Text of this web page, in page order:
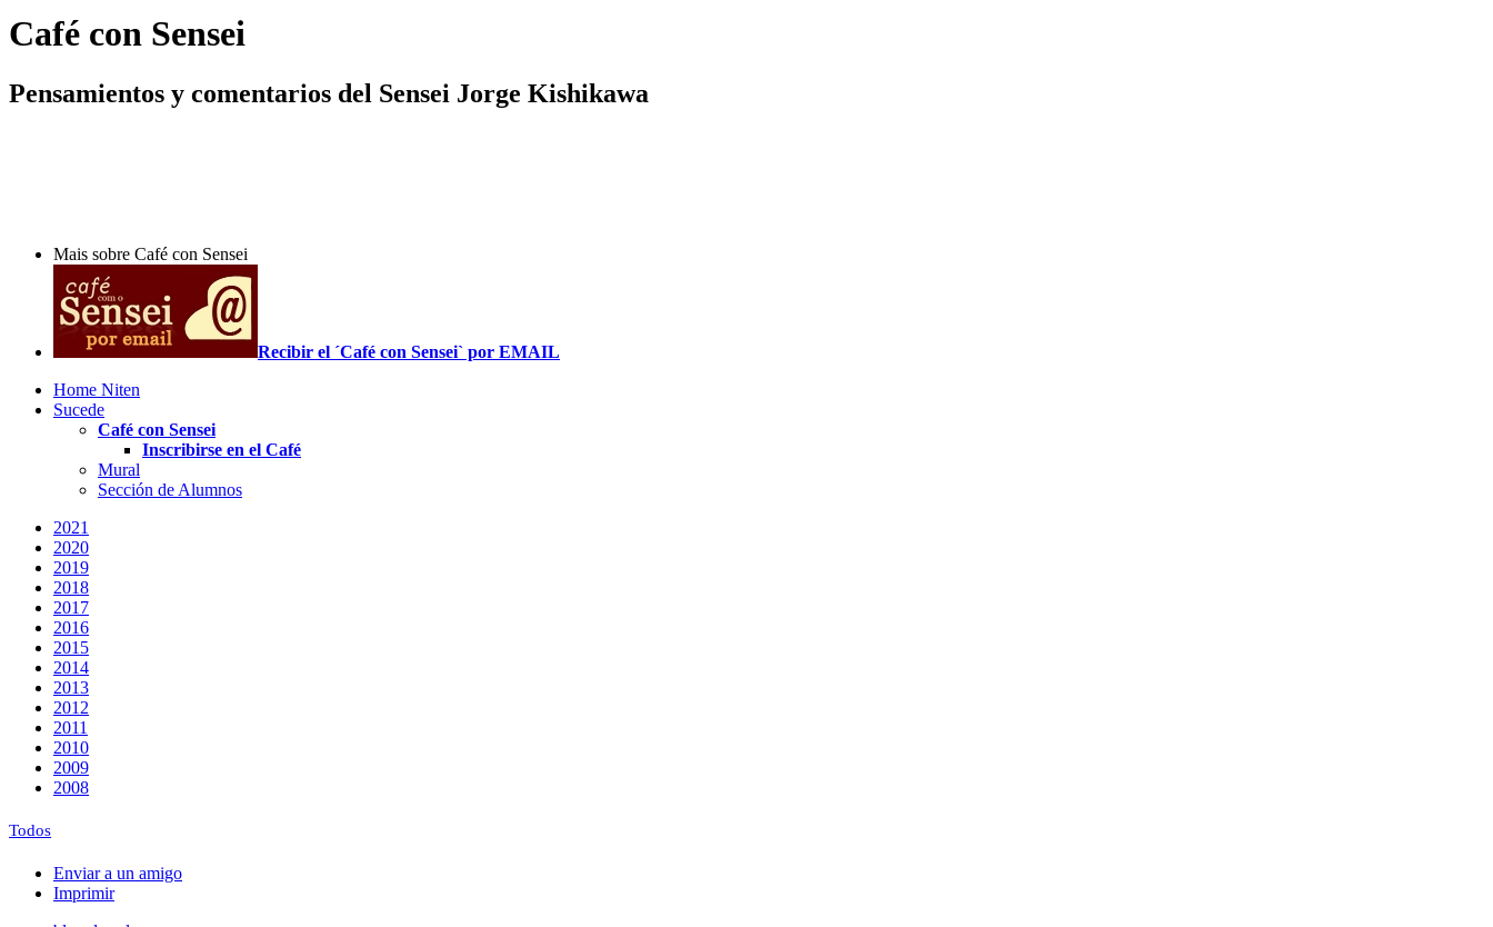
Café con Sensei
Pensamientos y comentarios del Sensei Jorge Kishikawa
Mais sobre Café con Sensei
Recibir el ´Café con Sensei` por EMAIL
Home Niten
Sucede
Café con Sensei
Inscribirse en el Café
Mural
Sección de Alumnos
2021
2020
2019
2018
2017
2016
2015
2014
2013
2012
2011
2010
2009
2008
Todos
Enviar a un amigo
Imprimir